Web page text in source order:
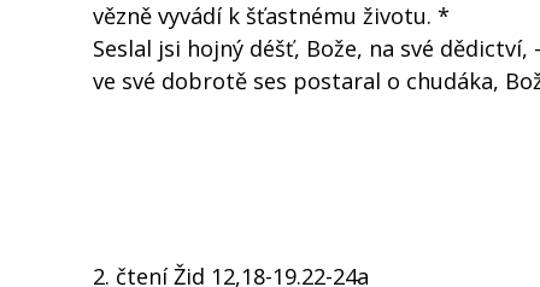
vězně vyvádí k šťastnému životu. *
Seslal jsi hojný déšť, Bože, na své
ve své dobrotě ses postaral o chudáka,
2. čtení Žid 12,18-19.22-24a